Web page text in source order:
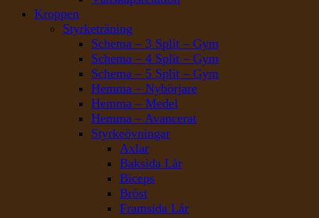
Kroppen
Styrketräning
Schema – 3 Split – Gym
Schema – 4 Split – Gym
Schema – 5 Split – Gym
Hemma – Nybörjare
Hemma – Medel
Hemma – Avancerat
Styrkeövningar
Axlar
Baksida Lår
Biceps
Bröst
Framsida Lår